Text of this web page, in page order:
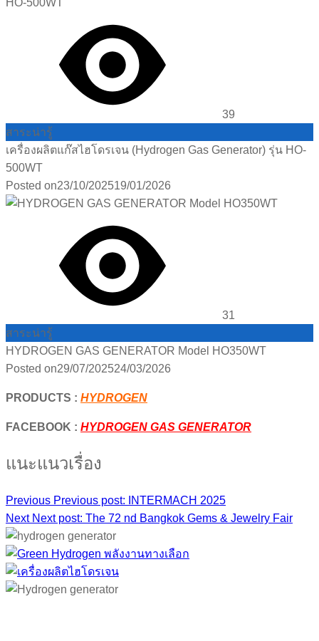
39
สาระน่ารู้
เครื่องผลิตแก๊สไฮโดรเจน (Hydrogen Gas Generator) รุ่น HO-
500WT
Posted on23/10/202519/01/2026
31
สาระน่ารู้
HYDROGEN GAS GENERATOR Model HO350WT
Posted on29/07/202524/03/2026
PRODUCTS : HYDROGEN
FACEBOOK : HYDROGEN GAS GENERATOR
แนะแนวเรื่อง
Previous Previous post:
INTERMACH 2025
Next Next post: The 72 nd Bangkok Gems & Jewelry Fair